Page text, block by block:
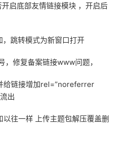
启底部友情链接模块 ，开启后
跳转模式为新窗口打开
，修复备案链接www问题，
给链接增加rel=”noreferrer
出
往一样 上传主题包解压覆盖删